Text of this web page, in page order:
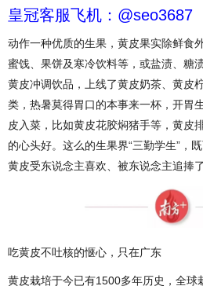
皇冠客服飞机：@seo3687
动作一种优质的生果，黄皮果实除鲜食
蜜饯、果饼及寒冷饮料等，或盐渍、糖
黄皮冲调饮品，上线了黄皮奶茶、黄皮
类，热暑莫得胃口的本事来一杯，开胃
皮入菜，比如黄皮花胶焖猪手等，黄皮
的心头好。这么的生果界“三勤学生”，
黄皮受东说念主喜欢、被东说念主追捧了
吃黄皮不吐核的惬心，只在广东
黄皮栽培于今已有1500多年历史，全球